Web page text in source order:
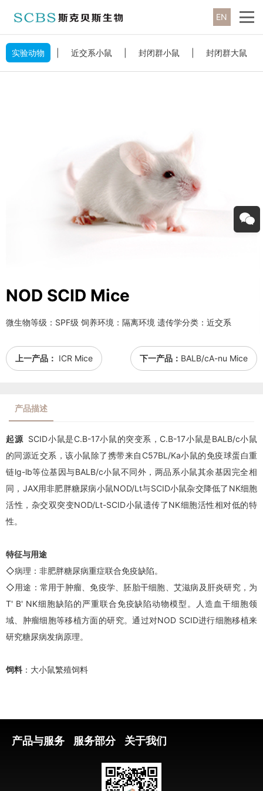
EN
实验动物 近交系小鼠 封闭群小鼠 封闭群大鼠
NOD SCID Mice
微生物等级：SPF级 饲养环境：隔离环境 遗传学分类：近交系
上一产品： ICR Mice 下一产品： BALB/cA-nu Mice
产品描述
起源 SCID小鼠是C.B-17小鼠的突变系，C.B-17小鼠是BALB/c小鼠
的同源近交系，该小鼠除了携带来自C57BL/Ka小鼠的免疫球蛋白重
链lg-lb等位基因与BALB/c小鼠不同外，两品系小鼠其余基因完全相
同，JAX用非肥胖糖尿病小鼠NOD/Lt与SCID小鼠杂交降低了NK细胞
活性，杂交双突变NOD/Lt-SCID小鼠遗传了NK细胞活性相对低的特
性。
特征与用途
◇病理：非肥胖糖尿病重症联合免疫缺陷。
◇用途：常用于肿瘤、免疫学、胚胎干细胞、艾滋病及肝炎研究，为
T' B' NK细胞缺陷的严重联合免疫缺陷动物模型。人造血干细胞领
域、肿瘤细胞等移植方面的研究。通过对NOD SCID进行细胞移植来
研究糖尿病发病原理。
饲料 ：大小鼠繁殖饲料
产品与服务 服务部分 关于我们